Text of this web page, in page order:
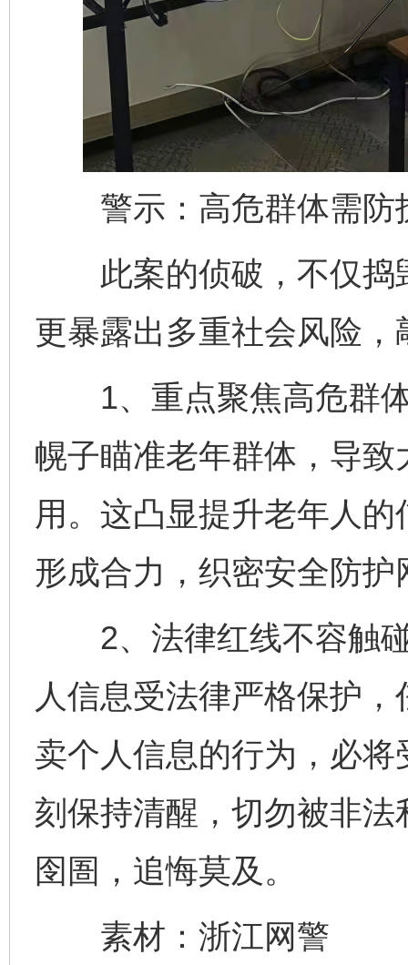
警示：高危群体需防
此案的侦破，不仅捣
更暴露出多重社会风险
1、重点聚焦高危群体
幌子瞄准老年群体，导
用。这凸显提升老年人
形成合力，织密安全防护
2、法律红线不容触碰
人信息受法律严格保护
卖个人信息的行为，必
刻保持清醒，切勿被非
囹圄，追悔莫及。
素材：浙江网警
网上购药对药下症？
这是一记警钟！ 谢
在谋一域中谋全局
今
习近平的博鳌关键词
魏明